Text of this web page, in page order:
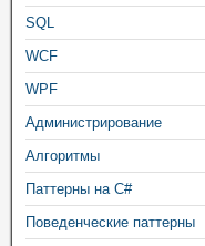
SQL
WCF
WPF
Администрирование
Алгоритмы
Паттерны на C#
Поведенческие паттерны